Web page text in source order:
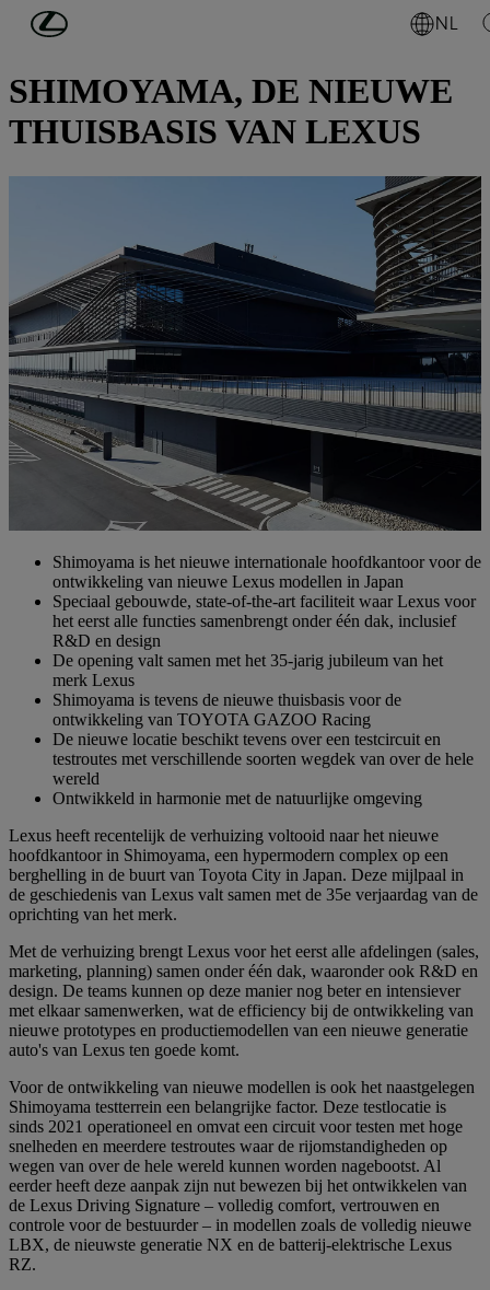
Ga naar de hoofdinhoud NL
LEXUS NIEUWS
SHIMOYAMA, DE NIEUWE
THUISBASIS VAN LEXUS
Shimoyama is het nieuwe internationale hoofdkantoor voor de
ontwikkeling van nieuwe Lexus modellen in Japan
Speciaal gebouwde, state-of-the-art faciliteit waar Lexus voor
het eerst alle functies samenbrengt onder één dak, inclusief
R&D en design
De opening valt samen met het 35-jarig jubileum van het
merk Lexus
Shimoyama is tevens de nieuwe thuisbasis voor de
ontwikkeling van TOYOTA GAZOO Racing
De nieuwe locatie beschikt tevens over een testcircuit en
testroutes met verschillende soorten wegdek van over de hele
wereld
Ontwikkeld in harmonie met de natuurlijke omgeving
Lexus heeft recentelijk de verhuizing voltooid naar het nieuwe
hoofdkantoor in Shimoyama, een hypermodern complex op een
berghelling in de buurt van Toyota City in Japan. Deze mijlpaal in
de geschiedenis van Lexus valt samen met de 35e verjaardag van de
oprichting van het merk.
Met de verhuizing brengt Lexus voor het eerst alle afdelingen (sales,
marketing, planning) samen onder één dak, waaronder ook R&D en
design. De teams kunnen op deze manier nog beter en intensiever
met elkaar samenwerken, wat de efficiency bij de ontwikkeling van
nieuwe prototypes en productiemodellen van een nieuwe generatie
auto's van Lexus ten goede komt.
Voor de ontwikkeling van nieuwe modellen is ook het naastgelegen
Shimoyama testterrein een belangrijke factor. Deze testlocatie is
sinds 2021 operationeel en omvat een circuit voor testen met hoge
snelheden en meerdere testroutes waar de rijomstandigheden op
wegen van over de hele wereld kunnen worden nagebootst. Al
eerder heeft deze aanpak zijn nut bewezen bij het ontwikkelen van
de Lexus Driving Signature – volledig comfort, vertrouwen en
controle voor de bestuurder – in modellen zoals de volledig nieuwe
LBX, de nieuwste generatie NX en de batterij-elektrische Lexus
RZ.